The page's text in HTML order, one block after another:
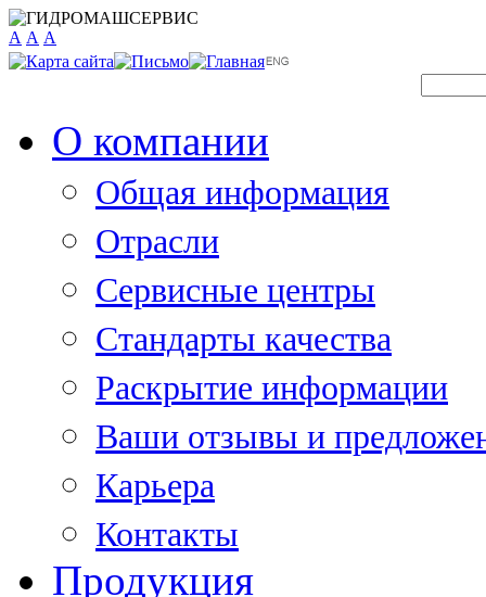
A A A
О компании
Общая информация
Отрасли
Сервисные центры
Стандарты качества
Раскрытие информации
Ваши отзывы и
Карьера
Контакты
Продукция